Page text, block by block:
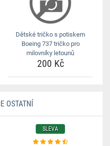
Dětské tričko s potiskem
Boeing 737 tričko pro
milovníky letounů
200 Kč
OSTATNÍ
SLEVA